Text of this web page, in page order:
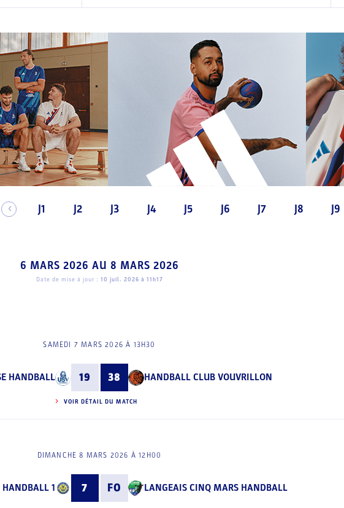
J1 J2 J3 J4 J5 J6 J7 J8 J9
6 MARS 2026 AU 8 MARS 2026
Date de mise à jour : 10 juil. 2026 à 11h17
SAMEDI 7 MARS 2026 À 13H30
HANDBALL 19 38 HANDBALL CLUB VOUVRILLON
VOIR DÉTAIL DU MATCH
DIMANCHE 8 MARS 2026 À 12H00
HANDBALL 1 7 FO LANGEAIS CINQ MARS HANDBALL